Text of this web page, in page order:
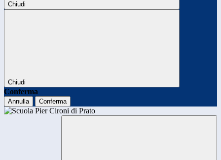
Chiudi
Chiudi
Conferma
Annulla Conferma